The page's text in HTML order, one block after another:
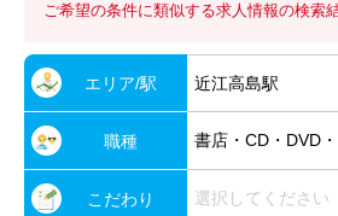
ご希望の条件に類似する求人情報の検索
エリア/駅 近江高島駅
職種 書店・CD・DVD
こだわり 選択してください